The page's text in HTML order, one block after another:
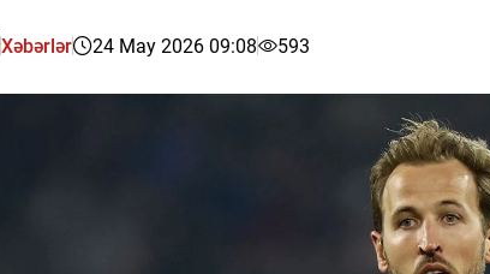
Xəbərlər 24 May 2026 09:08 593